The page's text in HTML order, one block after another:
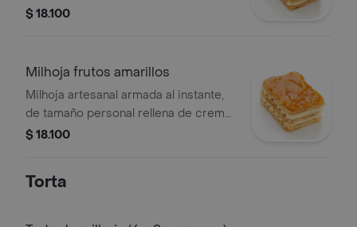
pastelera con cubierta de azúcar
$ 18.100
Milhoja frutos amarillos
Milhoja artesanal armada al instante,
de tamaño personal rellena de crema
pastelera con cubierta de mermelada
$ 18.100
Torta